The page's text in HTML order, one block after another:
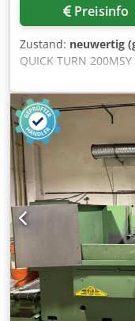
Preisinfo
Zustand: neuwertig
QUICK TURN
mm Max.
5.000 U/min Max.
mit: - CNC-
KITAGAWA
Durchmesser 210
B-206 für 2te
Achse - C-Achse
Cjdozgw Icepfx
Schnittstelle -
Späneförderer - 8
angetriebene